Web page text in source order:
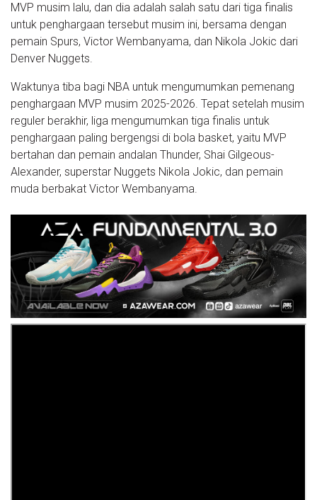
MVP musim lalu, dan dia adalah salah satu dari tiga finalis
untuk penghargaan tersebut musim ini, bersama dengan
pemain Spurs, Victor Wembanyama, dan Nikola Jokic dari
Denver Nuggets.
Waktunya tiba bagi NBA untuk mengumumkan pemenang
penghargaan MVP musim 2025-2026. Tepat setelah musim
reguler berakhir, liga mengumumkan tiga finalis untuk
penghargaan paling bergengsi di bola basket, yaitu MVP
bertahan dan pemain andalan Thunder, Shai Gilgeous-
Alexander, superstar Nuggets Nikola Jokic, dan pemain
muda berbakat Victor Wembanyama.